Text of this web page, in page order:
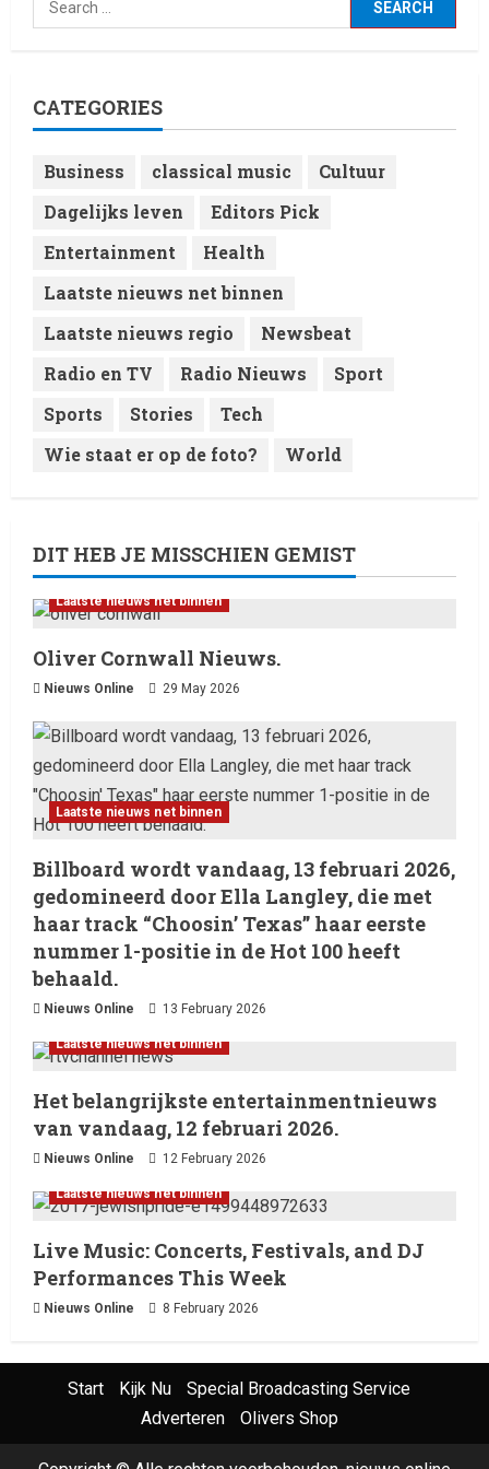
5
Laatste nieuws net binnen
RTVchannel.com brengt je
entertainmentnieuws!
CATEGORIES
Business classical music
Cultuur
Dagelijks leven
Editors Pick
Entertainment
Health
Laatste nieuws net binnen
Laatste nieuws regio
Newsbeat
Radio en TV
Radio Nieuws
Sport
Sports
Stories
Tech
Wie staat er op de foto?
World
DIT HEB JE MISSCHIEN GEMIST
Laatste nieuws net binnen
Oliver Cornwall Nieuws.
Nieuws Online 29 May 2026
Laatste nieuws net binnen
Billboard wordt vandaag, 13 februari 2026,
gedomineerd door Ella Langley, die met
haar track “Choosin’ Texas” haar eerste
nummer 1-positie in de Hot 100 heeft
behaald.
Nieuws Online 13 February 2026
Laatste nieuws net binnen
Het belangrijkste entertainmentnieuws
van vandaag, 12 februari 2026.
Nieuws Online 12 February 2026
Laatste nieuws net binnen
Live Music: Concerts, Festivals, and DJ
Performances This Week
Nieuws Online 8 February 2026
Start Kijk Nu
Special Broadcasting Service
Adverteren
Olivers Shop